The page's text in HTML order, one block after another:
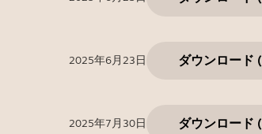
2025年6月23日 ダウンロード (
2025年7月30日 ダウンロード (